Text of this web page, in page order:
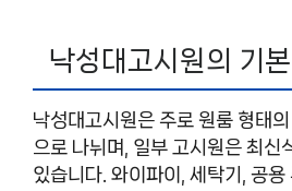
낙성대고시원의 기
낙성대고시원은 주로 원룸 형태
으로 나뉘며, 일부 고시원은 최신
있습니다. 와이파이, 세탁기, 공